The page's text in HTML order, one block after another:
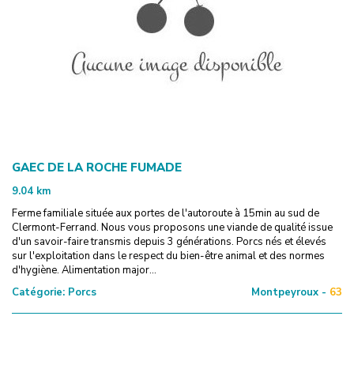
GAEC DE LA ROCHE FUMADE
9.04 km
Ferme familiale située aux portes de l'autoroute à 15min au sud de
Clermont-Ferrand. Nous vous proposons une viande de qualité issue
d'un savoir-faire transmis depuis 3 générations. Porcs nés et élevés
sur l'exploitation dans le respect du bien-être animal et des normes
d'hygiène. Alimentation major...
Catégorie: Porcs Montpeyroux - 63